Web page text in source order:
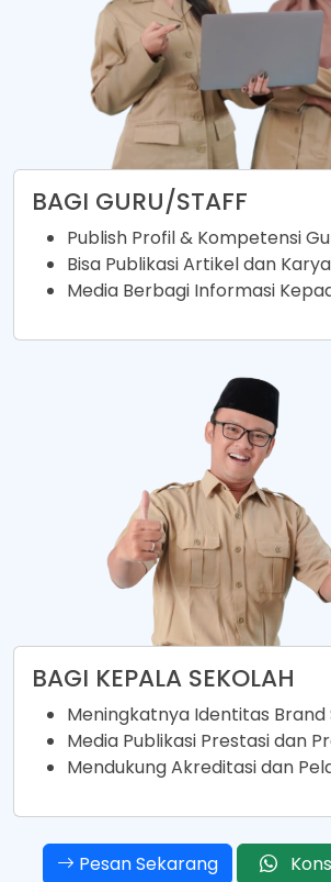
BAGI GURU/STAFF
Publish Profil & Kompetensi
Bisa Publikasi Artikel dan
Media Berbagi Informasi
BAGI KEPALA SEKOLAH
Meningkatnya Identitas Brand
Media Publikasi Prestasi dan
Mendukung Akreditasi dan
Pesan Sekarang